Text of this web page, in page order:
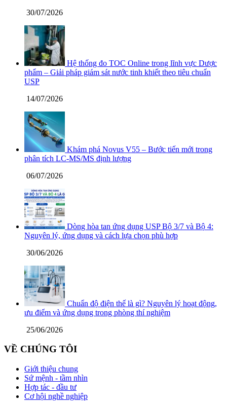
30/07/2026
Hệ thống đo TOC Online trong lĩnh vực Dược
phẩm – Giải pháp giám sát nước tinh khiết theo tiêu chuẩn
USP
14/07/2026
Khám phá Novus V55 – Bước tiến mới trong
phân tích LC-MS/MS định lượng
06/07/2026
Dòng hòa tan ứng dụng USP Bộ 3/7 và Bộ 4:
Nguyên lý, ứng dụng và cách lựa chọn phù hợp
30/06/2026
Chuẩn độ điện thế là gì? Nguyên lý hoạt động,
ưu điểm và ứng dụng trong phòng thí nghiệm
25/06/2026
VỀ CHÚNG TÔI
Giới thiệu chung
Sứ mệnh - tầm nhìn
Hợp tác - đầu tư
Cơ hội nghề nghiệp